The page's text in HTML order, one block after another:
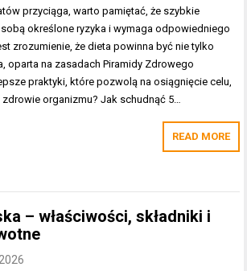
przyciąga, warto pamiętać, że szybkie
określone ryzyka i wymaga odpowiedniego
zrozumienie, że dieta powinna być nie tylko
oparta na zasadach Piramidy Zdrowego
praktyki, które pozwolą na osiągnięcie celu,
organizmu? Jak schudnąć 5…
READ MORE
– właściwości, składniki i